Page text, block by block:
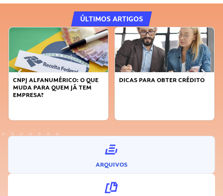
ÚLTIMOS ARTIGOS
CNPJ ALFANUMÉRICO: O QUE
MUDA PARA QUEM JÁ TEM
EMPRESA?
DICAS PARA OBTER CRÉDITO
ARQUIVOS